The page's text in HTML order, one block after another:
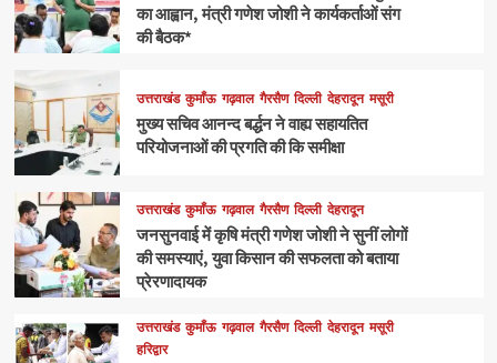
का आह्वान, मंत्री गणेश जोशी ने कार्यकर्ताओं संग
की बैठक*
उत्तराखंड कुमाँऊ गढ़वाल गैरसैण दिल्ली देहरादून मसूरी
मुख्य सचिव आनन्द बर्द्धन ने वाह्य सहायतित
परियोजनाओं की प्रगति की कि समीक्षा
उत्तराखंड कुमाँऊ गढ़वाल गैरसैण दिल्ली देहरादून
जनसुनवाई में कृषि मंत्री गणेश जोशी ने सुनीं लोगों
की समस्याएं, युवा किसान की सफलता को बताया
प्रेरणादायक
उत्तराखंड कुमाँऊ गढ़वाल गैरसैण दिल्ली देहरादून मसूरी
हरिद्वार